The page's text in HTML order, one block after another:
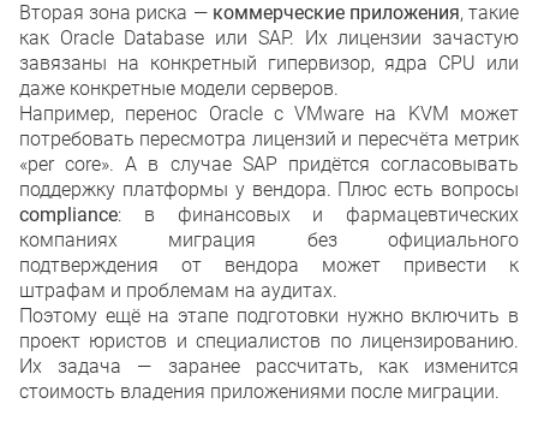
Вторая зона риска — коммерческие приложения, такие
как Oracle Database или SAP. Их лицензии зачастую
завязаны на конкретный гипервизор, ядра CPU или
даже конкретные модели серверов.
Например, перенос Oracle с VMware на KVM может
потребовать пересмотра лицензий и пересчёта метрик
«per core». А в случае SAP придётся согласовывать
поддержку платформы у вендора. Плюс есть вопросы
compliance: в финансовых и фармацевтических
компаниях миграция без официального
подтверждения от вендора может привести к
штрафам и проблемам на аудитах.
Поэтому ещё на этапе подготовки нужно включить в
проект юристов и специалистов по лицензированию.
Их задача — заранее рассчитать, как изменится
стоимость владения приложениями после миграции.